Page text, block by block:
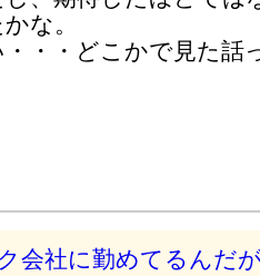
な。
・・どこかで見た話
会社に勤めてるんだ